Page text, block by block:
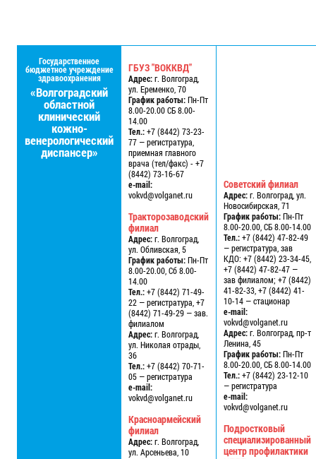
Государственное
бюджетное учреждение
здравоохранения
«Волгоградский
областной
клинический
кожно-
венерологический
диспансер»
ГБУЗ "ВОККВД"
Адрес:г. Волгоград,
ул. Еременко, 70
График работы:Пн-Пт
8.00-20.00 СБ 8.00-
14.00
Тел.:+7 (8442) 73-23-
77 — регистратура,
приемная главного
врача (тел/факс) - +7
(8442) 73-16-67
e-mail:
vokvd@volganet.ru
Тракторозаводский
филиал
Адрес:г. Волгоград,
ул. Обливская, 5
График работы:Пн-Пт
8.00-20.00, Сб 8.00-
14.00
Тел.:+7 (8442) 71-49-
22 — регистратура, +7
(8442) 71-49-29 — зав.
филиалом
Адрес:г. Волгоград,
ул. Николая отрады,
36
Тел.:+7 (8442) 70-71-
05 — регистратура
e-mail:
vokvd@volganet.ru
Красноармейский
филиал
Адрес:г. Волгоград,
ул. Арсеньева, 10
Советский филиал
Адрес:г. Волгоград, ул.
Новосибирская, 71
График работы:Пн-Пт
8.00-20.00, СБ 8.00-14.00
Тел.:+7 (8442) 47-82-49
— регистратура, зав
КДО: +7 (8442) 23-34-45,
+7 (8442) 47-82-47 —
зав филиалом; +7 (8442)
41-82-33, +7 (8442) 41-
10-14 — стационар
e-mail:
vokvd@volganet.ru
Адрес:г. Волгоград, пр-т
Ленина, 45
График работы:Пн-Пт
8.00-20.00, СБ 8.00-14.00
Тел.:+7 (8442) 23-12-10
— регистратура
e-mail:
vokvd@volganet.ru
Подростковый
специализированный
центр профилактики